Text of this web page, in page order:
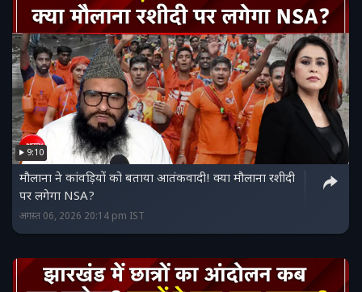
9:10
मौलाना ने कांवड़ियों को बताया आतंकवादी! क्या मौलाना रशीदी
पर लगेगा NSA?
अगस्त 06, 2026 20:14 pm IST